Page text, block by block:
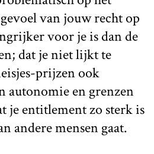
van jouw recht op
voor je is dan de
dat je niet lijkt te
prijzen ook
autonomie en grenzen
je entitlement zo sterk is
andere mensen gaat.